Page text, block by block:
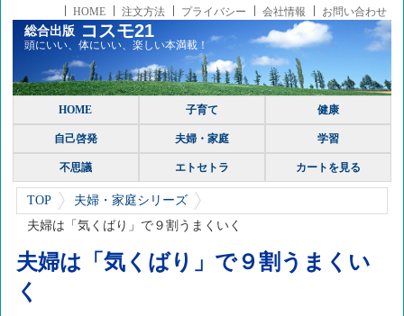
HOME 注文方法 プライバシー 会社情報 お問い合わせ
総合出版コスモ21
頭にいい、体にいい、楽しい本満載！
HOME 子育て 健康
自己啓発 夫婦・家庭 学習
不思議 エトセトラ カートを見る
TOP
夫婦・家庭シリーズ
夫婦は「気くばり」で９割うまくいく
夫婦は「気くばり」で９割うまくい
く